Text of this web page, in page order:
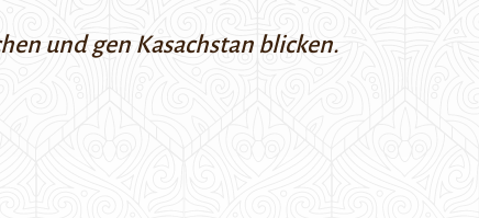
und gen Kasachstan blicken.